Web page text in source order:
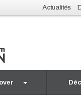
Actualités